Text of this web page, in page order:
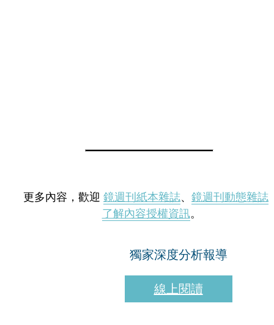
更多內容，歡迎 鏡週刊紙本雜誌、 鏡週刊動態雜誌
了解內容授權資訊。
獨家深度分析報導
線上閱讀